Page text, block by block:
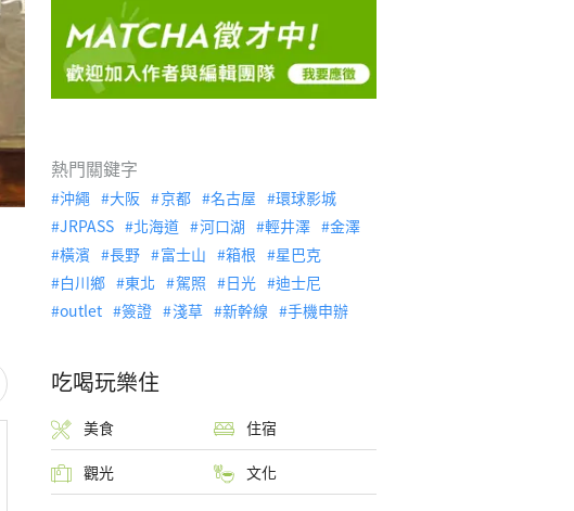
熱門關鍵字
沖繩 大阪 京都 名古屋
環球影城
JRPASS
北海道 河口湖 輕井澤
金澤
橫濱
長野 富士山 箱根
星巴克
白川鄉
東北 駕照 日光
迪士尼
outlet
簽證 淺草 新幹線 手機申辦
吃喝玩樂住
美食 住宿
觀光 文化